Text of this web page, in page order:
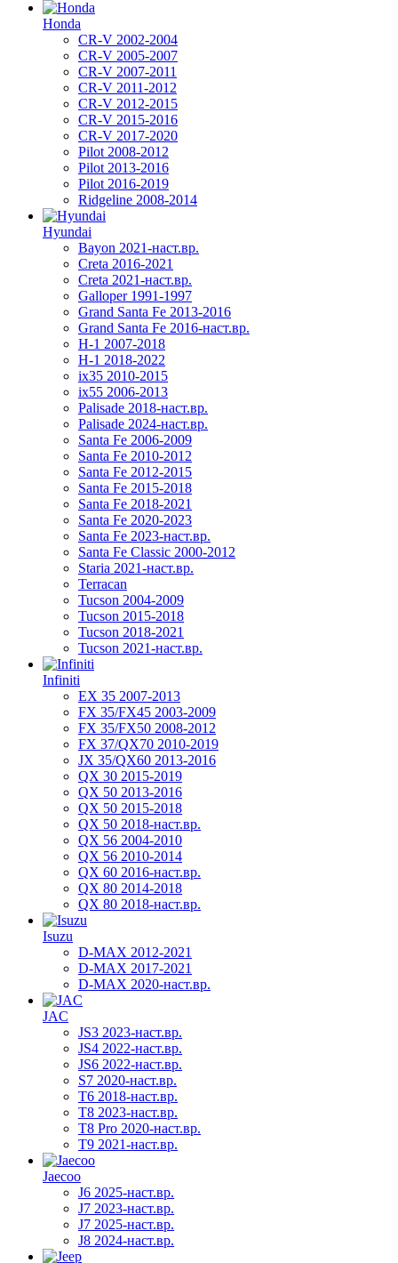
Honda
CR-V 2002-2004
CR-V 2005-2007
CR-V 2007-2011
CR-V 2011-2012
CR-V 2012-2015
CR-V 2015-2016
CR-V 2017-2020
Pilot 2008-2012
Pilot 2013-2016
Pilot 2016-2019
Ridgeline 2008-2014
Hyundai
Bayon 2021-наст.вр.
Creta 2016-2021
Creta 2021-наст.вр.
Galloper 1991-1997
Grand Santa Fe 2013-2016
Grand Santa Fe 2016-наст.вр.
H-1 2007-2018
H-1 2018-2022
ix35 2010-2015
ix55 2006-2013
Palisade 2018-наст.вр.
Palisade 2024-наст.вр.
Santa Fe 2006-2009
Santa Fe 2010-2012
Santa Fe 2012-2015
Santa Fe 2015-2018
Santa Fe 2018-2021
Santa Fe 2020-2023
Santa Fe 2023-наст.вр.
Santa Fe Classic 2000-2012
Staria 2021-наст.вр.
Terracan
Tucson 2004-2009
Tucson 2015-2018
Tucson 2018-2021
Tucson 2021-наст.вр.
Infiniti
EX 35 2007-2013
FX 35/FX45 2003-2009
FX 35/FX50 2008-2012
FX 37/QX70 2010-2019
JX 35/QX60 2013-2016
QX 30 2015-2019
QX 50 2013-2016
QX 50 2015-2018
QX 50 2018-наст.вр.
QX 56 2004-2010
QX 56 2010-2014
QX 60 2016-наст.вр.
QX 80 2014-2018
QX 80 2018-наст.вр.
Isuzu
D-MAX 2012-2021
D-MAX 2017-2021
D-MAX 2020-наст.вр.
JAC
JS3 2023-наст.вр.
JS4 2022-наст.вр.
JS6 2022-наст.вр.
S7 2020-наст.вр.
T6 2018-наст.вр.
T8 2023-наст.вр.
T8 Pro 2020-наст.вр.
T9 2021-наст.вр.
Jaecoo
J6 2025-наст.вр.
J7 2023-наст.вр.
J7 2025-наст.вр.
J8 2024-наст.вр.